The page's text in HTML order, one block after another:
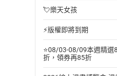
💘樂天女孩
⚡版權即將到期
⭐08/03-08/09本週精選
折，領券再85折